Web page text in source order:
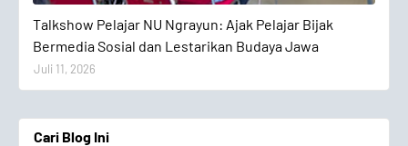
Talkshow Pelajar NU Ngrayun: Ajak Pelajar Bijak
Bermedia Sosial dan Lestarikan Budaya Jawa
Juli 11, 2026
Cari Blog Ini